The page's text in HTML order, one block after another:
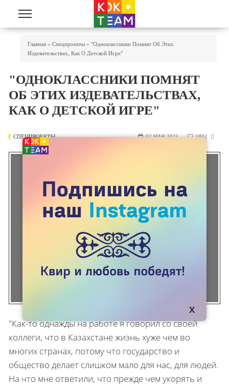
Перейти к основному содержанию
Главная » Спецпроекты » "Одноклассники Помнят Об Этих
Издевательствах, Как О Детской Игре"
"ОДНОКЛАССНИКИ ПОМНЯТ
ОБ ЭТИХ ИЗДЕВАТЕЛЬСТВАХ,
КАК О ДЕТСКОЙ ИГРЕ"
СПЕЦПРОЕКТЫ 02 МАЯ 2021 1801 
"Как-то однажды на работе я говорил со своей
коллеги, что в Казахстане жизнь хуже чем во
многих странах, потому что государство и
общество делает слишком мало для нас, для людей.
На что мне ответили, что прежде чем укорять и